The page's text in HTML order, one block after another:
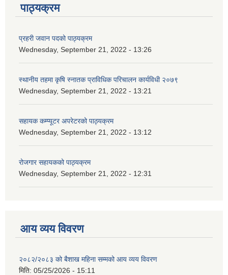
पाठ्यक्रम
प्रहरी जवान पदको पाठ्यक्रम
Wednesday, September 21, 2022 - 13:26
स्थानीय तहमा कृषि स्नातक प्राविधिक परिचालन कार्यविधी २०७९
Wednesday, September 21, 2022 - 13:21
सहायक कम्प्यूटर अपरेटरको पाठ्यक्रम
Wednesday, September 21, 2022 - 13:12
रोजगार सहायकको पाठ्यक्रम
Wednesday, September 21, 2022 - 12:31
आय व्यय विवरण
२०८२/२०८३ को बैशाख महिना सम्मको आय व्यय विवरण
मिति: 05/25/2026 - 15:11